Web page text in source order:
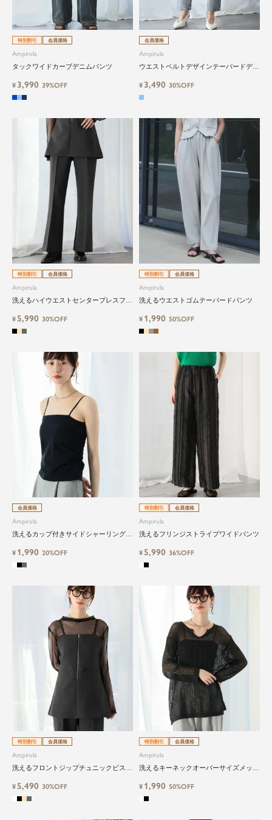
特別割引 会員価格
Ampirula
タックワイドカーブデニムパンツ
¥ 3,990 39%OFF
会員価格
Ampirula
ウエストベルトデザインテーパードデニ
¥ 3,490 30%OFF
特別割引 会員価格
Ampirula
洗えるハイウエストセンタープレスフレ
¥5,990 30%OFF
特別割引 会員価格
Ampirula
洗えるウエストゴムテーパードパンツ
¥ 1,990 50%OFF
会員価格
Ampirula
洗えるカップ付きサイドシャーリングキ
¥ 1,990 20%OFF
特別割引 会員価格
Ampirula
洗えるフリンジストライプワイドパンツ
¥5,990 36%OFF
特別割引 会員価格
Ampirula
洗えるフロントジップチュニックビスチ
¥5,490 30%OFF
特別割引 会員価格
Ampirula
洗えるキーネックオーバーサイズメッシ
¥ 1,990 50%OFF